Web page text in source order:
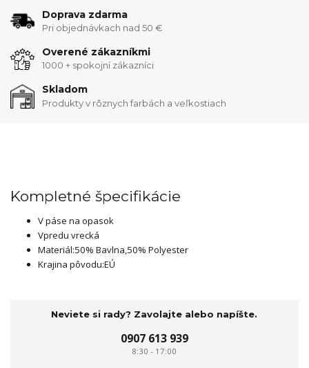
Doprava zdarma
Pri objednávkach nad 50 €
Overené zákazníkmi
1000 + spokojní zákazníci
Skladom
Produkty v rôznych farbách a veľkostiach
Kompletné špecifikácie
V páse na opasok
Vpredu vrecká
Materiál:50% Bavlna,50% Polyester
Krajina pôvodu:EÚ
Neviete si rady? Zavolajte alebo napíšte.
0907 613 939
8:30 - 17:00